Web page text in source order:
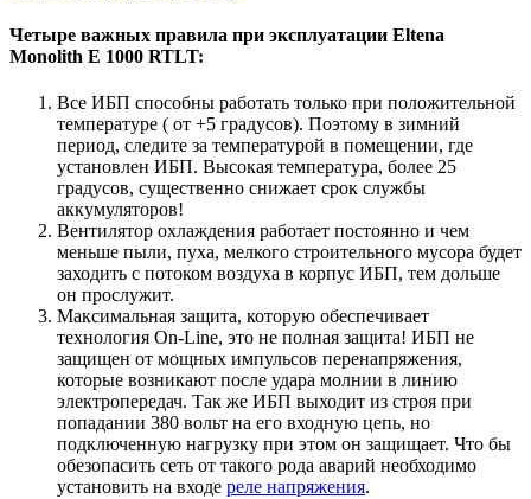
Четыре важных правила при эксплуатации Eltena
Monolith E 1000 RTLT:
Все ИБП способны работать только при положительной
температуре ( от +5 градусов). Поэтому в зимний
период, следите за температурой в помещении, где
установлен ИБП. Высокая температура, более 25
градусов, существенно снижает срок службы
аккумуляторов!
Вентилятор охлаждения работает постоянно и чем
меньше пыли, пуха, мелкого строительного мусора будет
заходить с потоком воздуха в корпус ИБП, тем дольше
он прослужит.
Максимальная защита, которую обеспечивает
технология On-Line, это не полная защита! ИБП не
защищен от мощных импульсов перенапряжения,
которые возникают после удара молнии в линию
электропередач. Так же ИБП выходит из строя при
попадании 380 вольт на его входную цепь, но
подключенную нагрузку при этом он защищает. Что бы
обезопасить сеть от такого рода аварий необходимо
установить на входе реле напряжения.